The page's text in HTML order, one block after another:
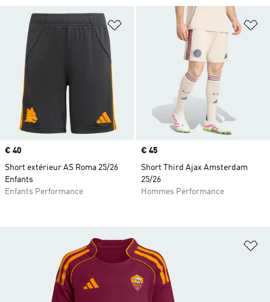
Ajouter à la Liste de produits
Prix
€ 40
Short extérieur AS Roma 25/26
Enfants
Enfants Performance
Prix
€ 45
Short Third Ajax Amsterdam
25/26
Hommes Performance